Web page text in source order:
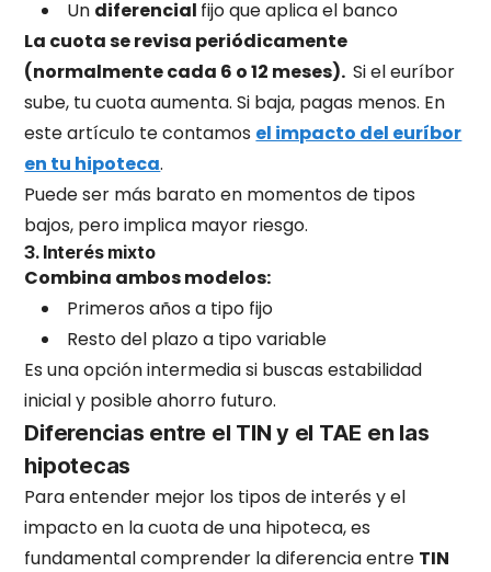
Un diferencial fijo que aplica el banco
La cuota se revisa periódicamente
(normalmente cada 6 o 12 meses). Si el euríbor
sube, tu cuota aumenta. Si baja, pagas menos. En
este artículo te contamos el impacto del euríbor
en tu hipoteca.
Puede ser más barato en momentos de tipos
bajos, pero implica mayor riesgo.
3. Interés mixto
Combina ambos modelos:
Primeros años a tipo fijo
Resto del plazo a tipo variable
Es una opción intermedia si buscas estabilidad
inicial y posible ahorro futuro.
Diferencias entre el TIN y el TAE en las
hipotecas
Para entender mejor los tipos de interés y el
impacto en la cuota de una hipoteca, es
fundamental comprender la diferencia entre TIN